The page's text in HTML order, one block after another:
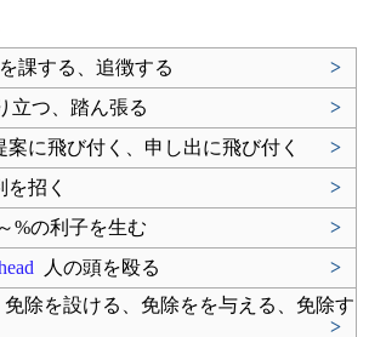
課する、追徴する
>
立つ、踏ん張る
>
に飛び付く、申し出に飛び付く
>
を招く
>
%の利子を生む
>
人の頭を殴る
>
免除を設ける、免除をを与える、免除す
>